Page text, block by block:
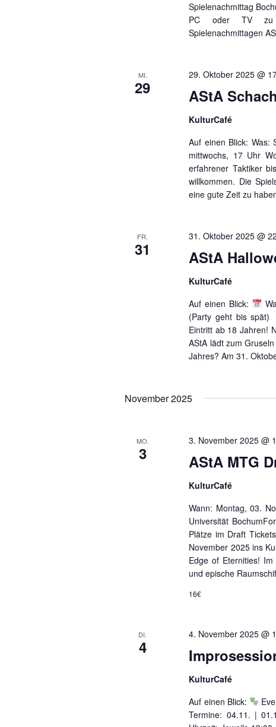
Spielenachmittag
PC oder TV zu
Spielenachmittagen
MI.
29 AStA
29. Oktober 2025 @
KulturCafé
Auf einen Blick: Was:
mittwochs, 17 Uhr
erfahrener Taktiker
willkommen. Die
eine gute Zeit zu
FR.
31 AStA
31. Oktober 2025 @
KulturCafé
Auf einen Blick:
(Party geht bis spät)
Eintritt ab 18 Jahren!
AStA lädt zum
Jahres? Am 31.
November 2025
MO.
3 AStA MTG
3. November 2025 @
KulturCafé
Wann: Montag, 03.
Universität
Plätze im Draft
November 2025 ins
Edge of Eternities!
und epische
16€
DI.
4
4. November 2025 @
KulturCafé
Auf einen Blick:
Termine: 04.11. |